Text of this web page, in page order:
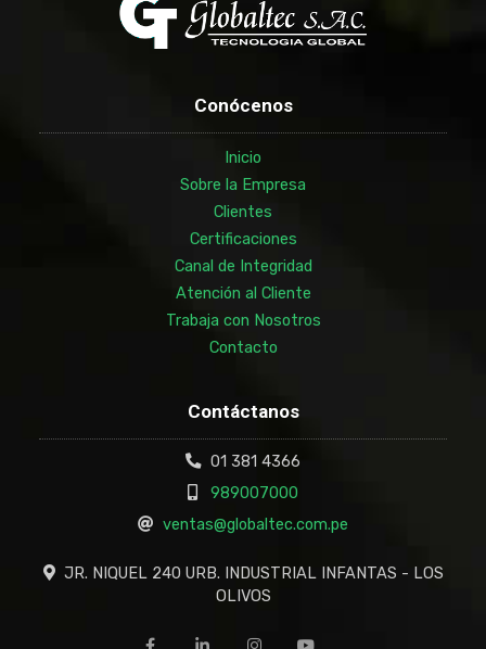
Conócenos
Inicio
Sobre la Empresa
Clientes
Certificaciones
Canal de Integridad
Atención al Cliente
Trabaja con Nosotros
Contacto
Contáctanos
01 381 4366
989007000
ventas@globaltec.com.pe
JR. NIQUEL 240 URB. INDUSTRIAL INFANTAS - LOS
OLIVOS